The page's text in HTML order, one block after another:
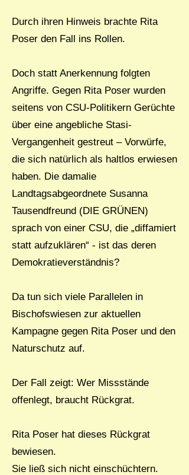
Durch ihren Hinweis brachte Rita
Poser den Fall ins Rollen.
Doch statt Anerkennung folgten
Angriffe. Gegen Rita Poser wurden
seitens von CSU-Politikern Gerüchte
über eine angebliche Stasi-
Vergangenheit gestreut – Vorwürfe,
die sich natürlich als haltlos erwiesen
haben. Die damalie
Landtagsabgeordnete Susanna
Tausendfreund (DIE GRÜNEN)
sprach von einer CSU, die „diffamiert
statt aufzuklären“ - ist das deren
Demokratieverständnis?
Da tun sich viele Parallelen in
Bischofswiesen zur aktuellen
Kampagne gegen Rita Poser und den
Naturschutz auf.
Der Fall zeigt: Wer Missstände
offenlegt, braucht Rückgrat.
Rita Poser hat dieses Rückgrat
bewiesen.
Sie ließ sich nicht einschüchtern.